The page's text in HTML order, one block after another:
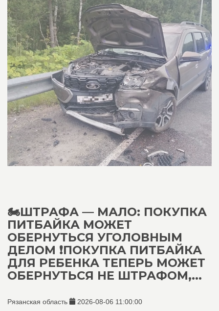
🏍️ШТРАФА — МАЛО: ПОКУПКА
ПИТБАЙКА МОЖЕТ
ОБЕРНУТЬСЯ УГОЛОВНЫМ
ДЕЛОМ ❗ПОКУПКА ПИТБАЙКА
ДЛЯ РЕБЕНКА ТЕПЕРЬ МОЖЕТ
ОБЕРНУТЬСЯ НЕ ШТРАФОМ,...
Рязанская область 2026-08-06 11:00:00